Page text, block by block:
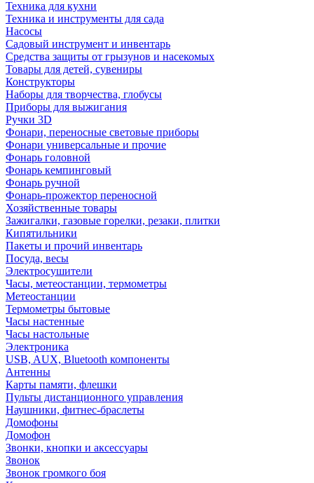
Техника для кухни
Техника и инструменты для сада
Насосы
Садовый инструмент и инвентарь
Средства защиты от грызунов и насекомых
Товары для детей, сувениры
Конструкторы
Наборы для творчества, глобусы
Приборы для выжигания
Ручки 3D
Фонари, переносные световые приборы
Фонари универсальные и прочие
Фонарь головной
Фонарь кемпинговый
Фонарь ручной
Фонарь-прожектор переносной
Хозяйственные товары
Зажигалки, газовые горелки, резаки, плитки
Кипятильники
Пакеты и прочий инвентарь
Посуда, весы
Электросушители
Часы, метеостанции, термометры
Метеостанции
Термометры бытовые
Часы настенные
Часы настольные
Электроника
USB, AUX, Bluetooth компоненты
Антенны
Карты памяти, флешки
Пульты дистанционного управления
Наушники, фитнес-браслеты
Домофоны
Домофон
Звонки, кнопки и аксессуары
Звонок
Звонок громкого боя